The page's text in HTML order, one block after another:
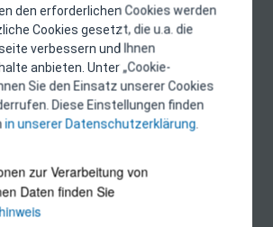
den erforderlichen Cookies werden
Cookies gesetzt, die u.a. die
verbessern und Ihnen
anbieten. Unter „Cookie-
Sie den Einsatz unserer Cookies
Diese Einstellungen finden
in unserer Datenschutzerklärung.
zur Verarbeitung von
Daten finden Sie
control.at
Uhr)